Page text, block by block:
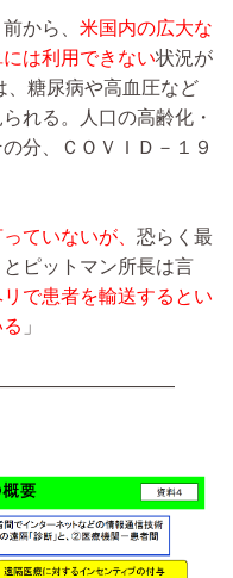
から、 米国内の広大な
は利用できない状況が
、糖尿病や高血圧など
れる。人口の高齢化・
分、ＣＯＶＩＤ－１９
ていないが、 恐らく最
ピットマン所長は言
で患者を輸送するとい
」